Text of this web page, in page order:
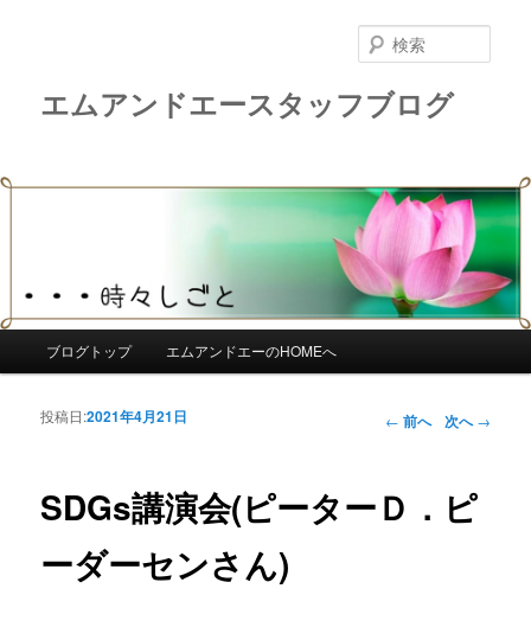
エムアンドエースタッフブログ
索
メインメニュー
メインコンテンツへ移動
サブコンテンツへ移動
ブログトップ エムアンドエーのHOMEへ
投稿ナビゲー
← 前へ 次へ→
SDGs講演会(ピーターＤ．ピ
ーダーセンさん)
投稿日:2021年4月21日